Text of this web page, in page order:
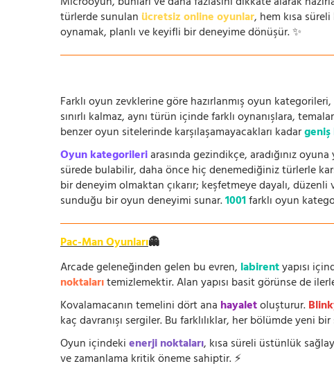
türlerde sunulan ücretsiz online oyunlar, hem kısa
oynamak, planlı ve keyifli bir deneyime dönüşür. ✨
Farklı oyun zevklerine göre hazırlanmış oyun kategorileri,
sınırlı kalmaz, aynı türün içinde farklı oynanışlara,
benzer oyun sitelerinde karşılaşamayacakları kadar
Oyun kategorileriarasında gezindikçe, aradığınız
sürede bulabilir, daha önce hiç denemediğiniz türlerle
bir deneyim olmaktan çıkarır; keşfetmeye dayalı,
sunduğu bir oyun deneyimi sunar.1001farklı oyun
Pac-Man Oyunları👻
Arcade geleneğinden gelen bu evren, labirentyapısı
noktalarıtemizlemektir. Alan yapısı basit görünse de
Kovalamacanın temelini dört ana hayaletoluşturur.
kaç davranışı sergiler. Bu farklılıklar, her bölümde yeni
Oyun içindekienerji noktaları, kısa süreli üstünlük
ve zamanlama kritik öneme sahiptir. ⚡